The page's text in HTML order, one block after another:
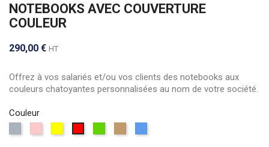
NOTEBOOKS AVEC COUVERTURE
COULEUR
290,00 € HT
Offrez à vos salariés et/ou vos clients des notebooks aux
couleurs chatoyantes personnalisées au nom de votre société.
Couleur